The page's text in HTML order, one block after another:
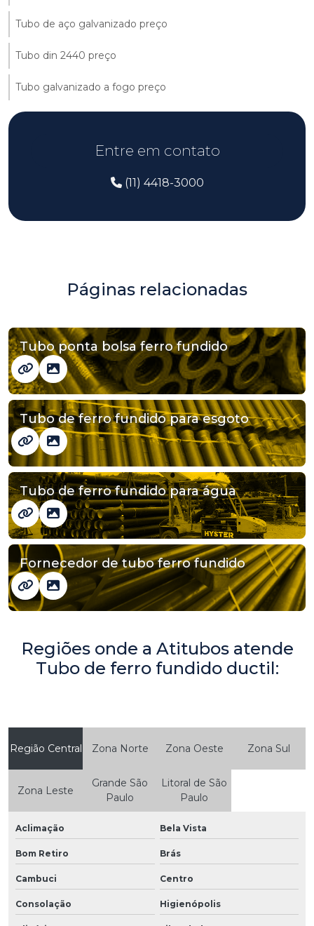
Tubo de aço galvanizado preço
Tubo din 2440 preço
Tubo galvanizado a fogo preço
Entre em contato
(11) 4418-3000
Páginas relacionadas
Tubo ponta bolsa ferro fundido
Tubo de ferro fundido para esgoto
Tubo de ferro fundido para água
Fornecedor de tubo ferro fundido
Regiões onde a Atitubos atende
Tubo de ferro fundido ductil:
Região Central Zona Norte Zona Oeste Zona Sul
Zona Leste
Grande São
Paulo
Litoral de São
Paulo
Aclimação Bela Vista
Bom Retiro Brás
Cambuci Centro
Consolação Higienópolis